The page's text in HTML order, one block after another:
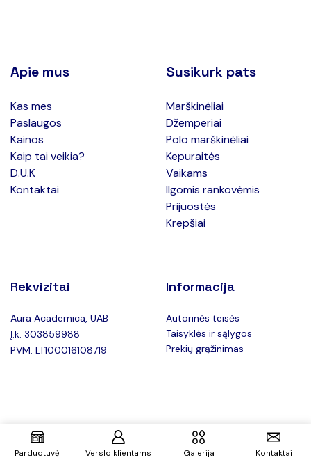
Parduotuvė Verslo klientams Galerija Kontaktai
Apie mus
Kas mes
Paslaugos
Kainos
Kaip tai veikia?
D.U.K
Kontaktai
Susikurk pats
Marškinėliai
Džemperiai
Polo marškinėliai
Kepuraitės
Vaikams
Ilgomis rankovėmis
Prijuostės
Krepšiai
Rekvizitai
Aura Academica, UAB
Į.k. 303859988
PVM: LT100016108719
Informacija
Autorinės teisės
Taisyklės ir sąlygos
Prekių grąžinimas
Copyright © 2025 Teeboxas.lt – Privatumo politika